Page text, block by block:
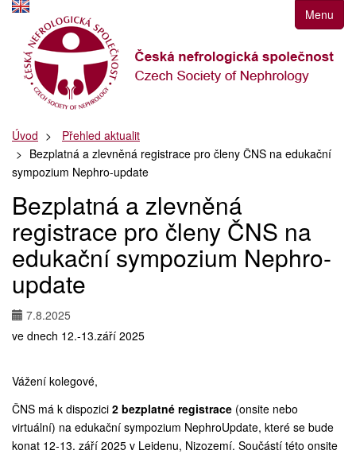
k
navigaci
Přejít
obsah
k
postrannímu
sloupci
zkratky
Menu
Úvod
Přehled aktualit
Bezplatná a zlevněná registrace pro členy ČNS na edukační
sympozium Nephro-update
Bezplatná a zlevněná
registrace pro členy ČNS na
edukační sympozium Nephro-
update
7.8.2025
ve dnech 12.-13.září 2025
Vážení kolegové,
ČNS má k dispozici 2 bezplatné registrace (onsite nebo
virtuální) na edukační sympozium NephroUpdate, které se bude
konat 12-13. září 2025 v Leidenu, Nizozemí. Součástí této onsite